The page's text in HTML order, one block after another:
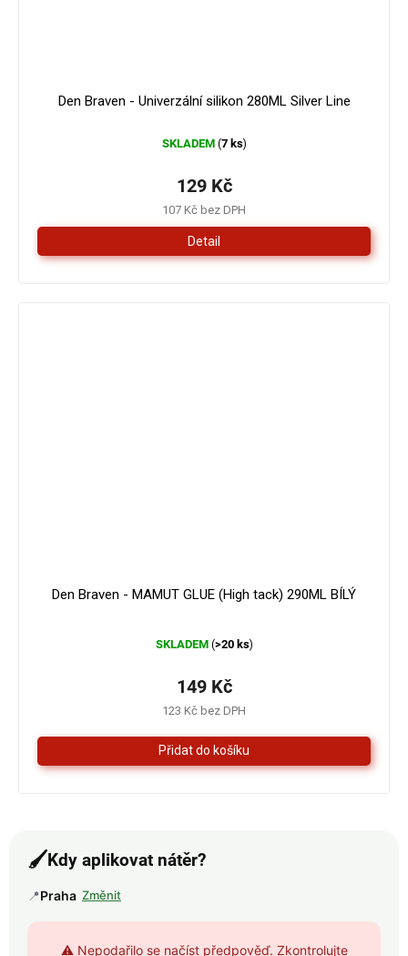
Den Braven - Univerzální silikon 280ML Silver Line
SKLADEM (7 ks)
107 Kč bez DPH
129 Kč
Detail
Den Braven - MAMUT GLUE (High tack) 290ML BÍLÝ
hodnocení
je
4,3
z
5
hvězdiček.
SKLADEM (>20 ks)
123 Kč bez DPH
149 Kč
🖌️Kdy aplikovat nátěr?
📍Praha Změnit
⚠️ Nepodařilo se načíst předpověď. Zkontrolujte